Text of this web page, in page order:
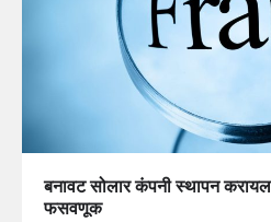
बनावट सोलार कंपनी स्थापन
फसवणूक